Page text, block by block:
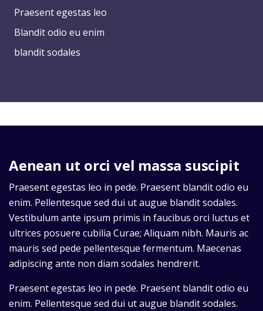
Praesent egestas leo
Blandit odio eu enim
blandit sodales
Aenean ut orci vel massa suscipit
Praesent egestas leo in pede. Praesent blandit odio eu
enim. Pellentesque sed dui ut augue blandit sodales.
Vestibulum ante ipsum primis in faucibus orci luctus et
ultrices posuere cubilia Curae; Aliquam nibh. Mauris ac
mauris sed pede pellentesque fermentum. Maecenas
adipiscing ante non diam sodales hendrerit.
Praesent egestas leo in pede. Praesent blandit odio eu
enim. Pellentesque sed dui ut augue blandit sodales.